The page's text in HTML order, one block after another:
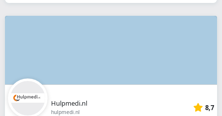
Hulpmedi.nl
hulpmedi.nl 8,7